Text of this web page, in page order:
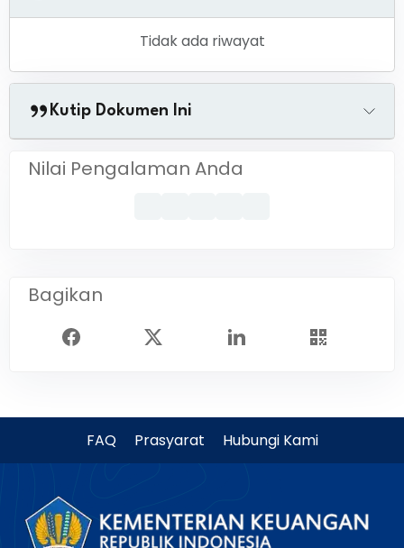
Tidak ada riwayat
Kutip Dokumen Ini
Nilai Pengalaman Anda
Bagikan
FAQ Prasyarat Hubungi Kami